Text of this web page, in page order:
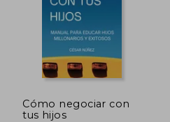
Cómo negociar con
tus hijos